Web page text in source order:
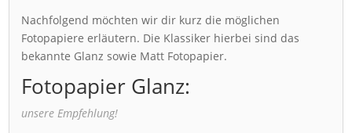
Nachfolgend möchten wir dir kurz die möglichen
Fotopapiere erläutern. Die Klassiker hierbei sind das
bekannte Glanz sowie Matt Fotopapier.
Fotopapier Glanz:
unsere Empfehlung!